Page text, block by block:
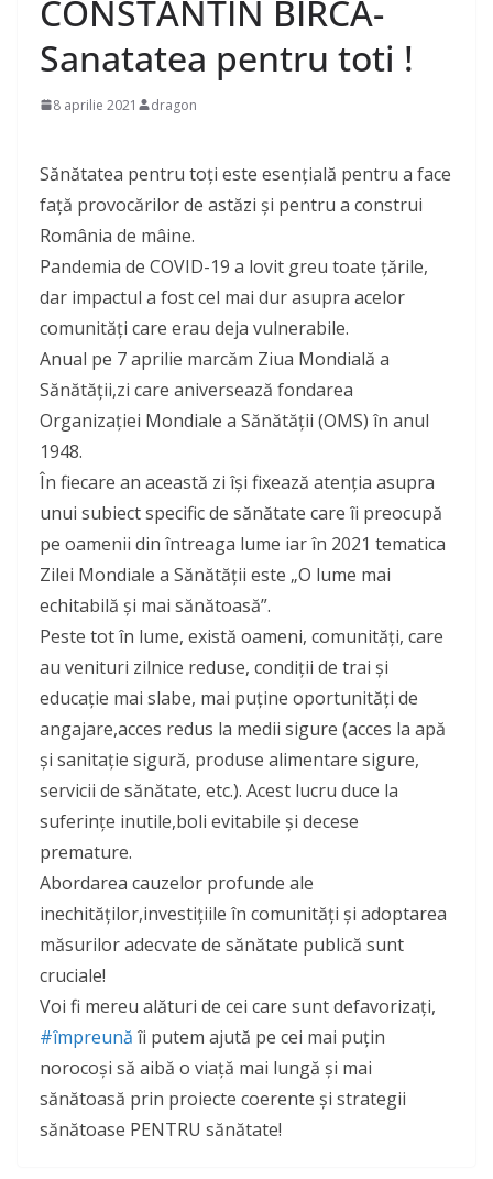
CONSTANTIN BIRCA-
Sanatatea pentru toti !
8 aprilie 2021 dragon
Sănătatea pentru toți este esențială pentru a face
față provocărilor de astăzi și pentru a construi
România de mâine.
Pandemia de COVID-19 a lovit greu toate țările,
dar impactul a fost cel mai dur asupra acelor
comunități care erau deja vulnerabile.
Anual pe 7 aprilie marcăm Ziua Mondială a
Sănătății,zi care aniversează fondarea
Organizației Mondiale a Sănătății (OMS) în anul
1948.
În fiecare an această zi își fixează atenția asupra
unui subiect specific de sănătate care îi preocupă
pe oamenii din întreaga lume iar în 2021 tematica
Zilei Mondiale a Sănătății este „O lume mai
echitabilă și mai sănătoasă”.
Peste tot în lume, există oameni, comunități, care
au venituri zilnice reduse, condiții de trai și
educație mai slabe, mai puține oportunități de
angajare,acces redus la medii sigure (acces la apă
și sanitație sigură, produse alimentare sigure,
servicii de sănătate, etc.). Acest lucru duce la
suferințe inutile,boli evitabile și decese
premature.
Abordarea cauzelor profunde ale
inechităților,investițiile în comunități și adoptarea
măsurilor adecvate de sănătate publică sunt
cruciale!
Voi fi mereu alături de cei care sunt defavorizați,
#împreună îi putem ajută pe cei mai puțin
norocoși să aibă o viață mai lungă și mai
sănătoasă prin proiecte coerente și strategii
sănătoase PENTRU sănătate!